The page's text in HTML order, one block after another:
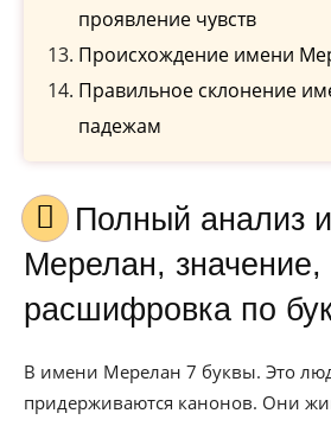
проявление чувств
Происхождение имени
Правильное склонение
падежам
Полный анализ имени
Мерелан, значение,
расшифровка по
В имени Мерелан 7 буквы. Это
придерживаются канонов. Они